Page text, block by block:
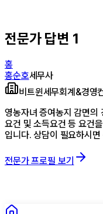
전문가 답변 1
홍
홍순호세무사
비트윈세무회계&경영
영농자녀 증여농지 감면의
요건 및 소득요건 등 요건
입니다. 상담이 필요하시
전문가 프로필 보기